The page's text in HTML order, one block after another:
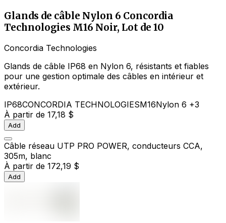
Glands de câble Nylon 6 Concordia
Technologies M16 Noir, Lot de 10
Concordia Technologies
Glands de câble IP68 en Nylon 6, résistants et fiables
pour une gestion optimale des câbles en intérieur et
extérieur.
IP68CONCORDIA TECHNOLOGIESM16Nylon 6 +3
À partir de 17,18 $
Add
Câble réseau UTP PRO POWER, conducteurs CCA,
305m, blanc
À partir de 172,19 $
Add